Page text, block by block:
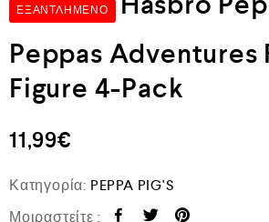
ΕΞΑΝΤΛΗΜΈΝΟ
Peppas Adventures
Figure 4-Pack
11,99€
Κατηγορία: PEPPA PIG'S
Μοιραστείτε :